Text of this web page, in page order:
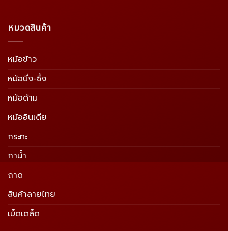
หมวดสินค้า
หม้อข้าว
หม้อนึ่ง-ซึ้ง
หม้อด้าม
หม้ออินเดีย
กระทะ
กาน้ำ
ถาด
สินค้าลายไทย
เบ็ดเตล็ด